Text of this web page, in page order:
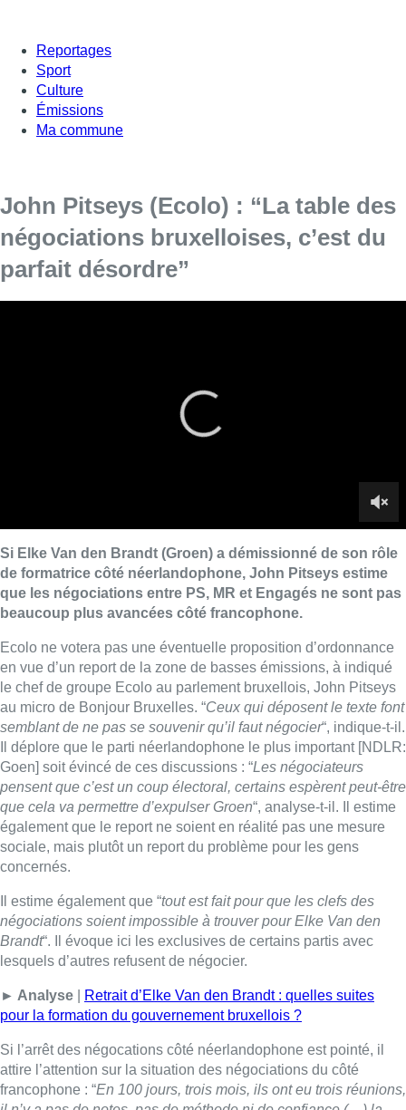
Reportages
Sport
Culture
Émissions
Ma commune
John Pitseys (Ecolo) : “La table des
négociations bruxelloises, c’est du
parfait désordre”
Ecolo ne votera pas une éventuelle proposition d’ordonnance
en vue d’un report de la zone de basses émissions, à indiqué
“, indique-t-il.
Il déplore que le parti néerlandophone le plus important [NDLR:
Les négociateurs
pensent que c’est un coup électoral, certains espèrent peut-être
que cela va permettre d’expulser Groen“, analyse-t-il. Il estime
également que le report ne soient en réalité pas une mesure
sociale, mais plutôt un report du problème pour les gens
concernés.
Il estime également que “
tout est fait pour que les clefs des
négociations soient impossible à trouver pour Elke Van den
Brandt
“. Il évoque ici les exclusives de certains partis avec
lesquels d’autres refusent de négocier.
► Analyse|Retrait d’Elke Van den Brandt : quelles suites
pour la formation du gouvernement bruxellois ?
Si l’arrêt des négocations côté néerlandophone est pointé, il
attire l’attention sur la situation des négociations du côté
francophone : “ En 100 jours, trois mois, ils ont eu trois réunions,
il n’y a pas de notes, pas de méthode ni de confiance (…) la
c’est du parfait désordre”.
Comment analyse-t-il la défaite d’Ecolo le 9 juin dernier ?
“Nous avons été élu sur la promesse de changer les choses.
convaincre les gens que l’environnement reste la priorité. Nous
devons faire comprendre que l’écologie commence dans le
quotidien des gens
T.D.